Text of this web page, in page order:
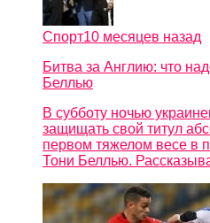
Спорт10 месяцев назад
Битва за Англию: что
Беллью
В субботу ночью
защищать свой титул
первом тяжелом весе в
Тони Беллью.